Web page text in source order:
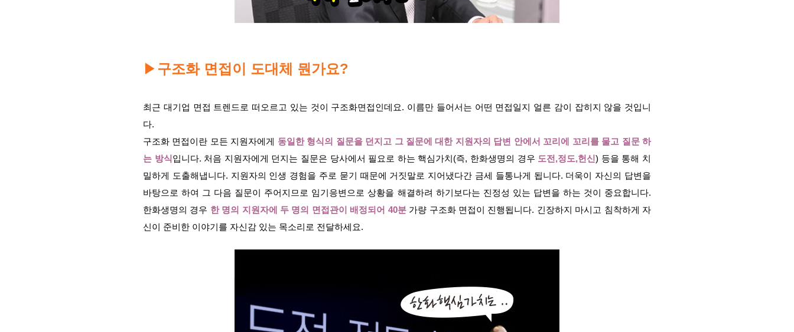
▶ 구조화 면접이 도대체 뭔가요?
최근 대기업 면접 트렌드로 떠오르고 있는 것이 구조화면접인데요. 이름만 들어서는 어떤 면접일지 얼른 감이 잡히지 않을 것입니
다.
구조화 면접이란 모든 지원자에게 동일한 형식의 질문을 던지고 그 질문에 대한 지원자의 답변 안에서 꼬리에 꼬리를 물고 질문 하
는 방식입니다. 처음 지원자에게 던지는 질문은 당사에서 필요로 하는 핵심가치(즉, 한화생명의 경우 도전,정도,헌신) 등을 통해 치
밀하게 도출해냅니다. 지원자의 인생 경험을 주로 묻기 때문에 거짓말로 지어냈다간 금세 들통나게 됩니다. 더욱이 자신의 답변을
바탕으로 하여 그 다음 질문이 주어지므로 임기응변으로 상황을 해결하려 하기보다는 진정성 있는 답변을 하는 것이 중요합니다.
한화생명의 경우 한 명의 지원자에 두 명의 면접관이 배정되어 40분 가량 구조화 면접이 진행됩니다. 긴장하지 마시고 침착하게 자
신이 준비한 이야기를 자신감 있는 목소리로 전달하세요.